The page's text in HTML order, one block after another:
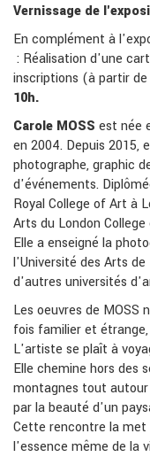
Vernissage de
En complément à
: Réalisation d'une
inscriptions (à partir de
10h.
Carole MOSS est née
en 2004. Depuis 2015,
photographe, graphic
d'événements.
Royal College of Art à
Arts du London
Elle a enseigné la
l'Université des Arts
d'autres universités
Les oeuvres de MOSS
fois familier et
L'artiste se plaît à
Elle chemine hors des
montagnes tout autour
par la beauté d'un
Cette rencontre la met
l'essence même de la